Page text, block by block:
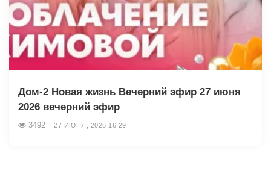
Дом-2 Новая жизнь Вечерний эфир 27 июня
2026 вечерний эфир
3492 27 ИЮНЯ, 2026 16:29